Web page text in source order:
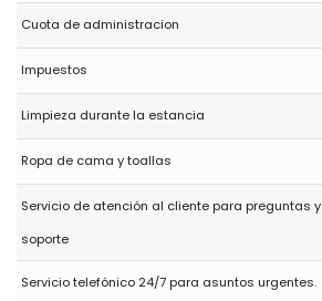
Cuota de administracion
Impuestos
Limpieza durante la estancia
Ropa de cama y toallas
Servicio de atención al cliente para preguntas y
soporte
Servicio telefónico 24/7 para asuntos urgentes.